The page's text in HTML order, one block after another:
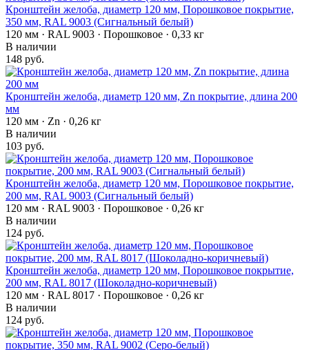
Кронштейн желоба, диаметр 120 мм, Порошковое покрытие,
350 мм, RAL 9003 (Сигнальный белый)
120 мм · RAL 9003 · Порошковое · 0,33 кг
В наличии
148 руб.
Кронштейн желоба, диаметр 120 мм, Zn покрытие, длина 200
мм
120 мм · Zn · 0,26 кг
В наличии
103 руб.
Кронштейн желоба, диаметр 120 мм, Порошковое покрытие,
200 мм, RAL 9003 (Сигнальный белый)
120 мм · RAL 9003 · Порошковое · 0,26 кг
В наличии
124 руб.
Кронштейн желоба, диаметр 120 мм, Порошковое покрытие,
200 мм, RAL 8017 (Шоколадно-коричневый)
120 мм · RAL 8017 · Порошковое · 0,26 кг
В наличии
124 руб.